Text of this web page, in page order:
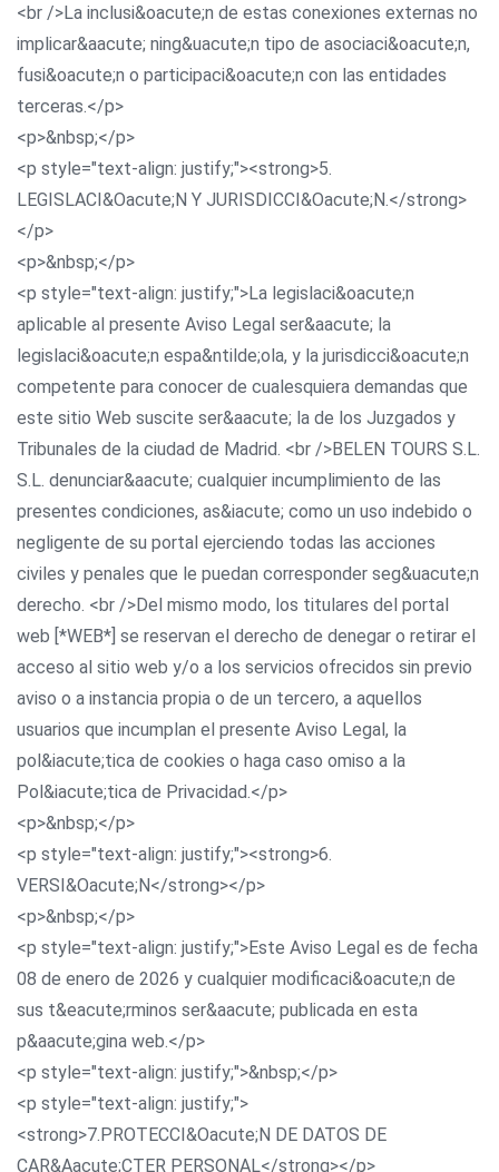
<br />La inclusi&oacute;n de estas conexiones externas no
implicar&aacute; ning&uacute;n tipo de asociaci&oacute;n,
fusi&oacute;n o participaci&oacute;n con las entidades
terceras.</p>
<p>&nbsp;</p>
<p style="text-align: justify;"><strong>5.
LEGISLACI&Oacute;N Y JURISDICCI&Oacute;N.</strong>
</p>
<p>&nbsp;</p>
<p style="text-align: justify;">La legislaci&oacute;n
aplicable al presente Aviso Legal ser&aacute; la
legislaci&oacute;n espa&ntilde;ola, y la jurisdicci&oacute;n
competente para conocer de cualesquiera demandas que
este sitio Web suscite ser&aacute; la de los Juzgados y
Tribunales de la ciudad de Madrid. <br />BELEN TOURS S.L.
S.L. denunciar&aacute; cualquier incumplimiento de las
presentes condiciones, as&iacute; como un uso indebido o
negligente de su portal ejerciendo todas las acciones
civiles y penales que le puedan corresponder seg&uacute;n
derecho. <br />Del mismo modo, los titulares del portal
web [*WEB*] se reservan el derecho de denegar o retirar el
acceso al sitio web y/o a los servicios ofrecidos sin previo
aviso o a instancia propia o de un tercero, a aquellos
usuarios que incumplan el presente Aviso Legal, la
pol&iacute;tica de cookies o haga caso omiso a la
Pol&iacute;tica de Privacidad.</p>
<p>&nbsp;</p>
<p style="text-align: justify;"><strong>6.
VERSI&Oacute;N</strong></p>
<p>&nbsp;</p>
<p style="text-align: justify;">Este Aviso Legal es de fecha
08 de enero de 2026 y cualquier modificaci&oacute;n de
sus t&eacute;rminos ser&aacute; publicada en esta
p&aacute;gina web.</p>
<p style="text-align: justify;">&nbsp;</p>
<p style="text-align: justify;">
<strong>7.PROTECCI&Oacute;N DE DATOS DE
CAR&Aacute;CTER PERSONAL</strong></p>